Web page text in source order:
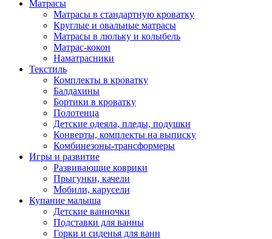
Матрасы
Матрасы в стандартную кроватку
Круглые и овальные матрасы
Матрасы в люльку и колыбель
Матрас-кокон
Наматрасники
Текстиль
Комплекты в кроватку
Балдахины
Бортики в кроватку
Полотенца
Детские одеяла, пледы, подушки
Конверты, комплекты на выписку
Комбинезоны-трансформеры
Игры и развитие
Развивающие коврики
Прыгунки, качели
Мобили, карусели
Купание малыша
Детские ванночки
Подставки для ванны
Горки и сиденья для ванн